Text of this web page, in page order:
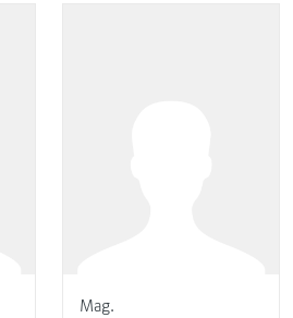
Mag.